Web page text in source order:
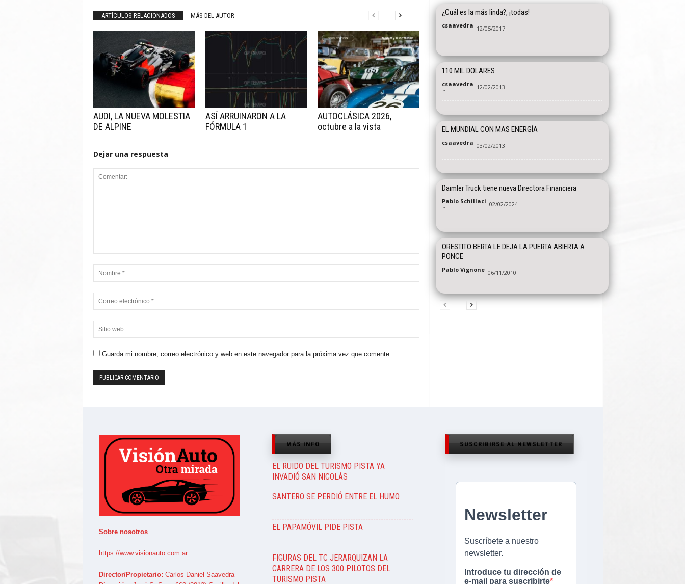
ARTÍCULOS RELACIONADOS MÁS DEL AUTOR
AUDI, LA NUEVA MOLESTIA
DE ALPINE
ASÍ ARRUINARON A LA
FÓRMULA 1
AUTOCLÁSICA 2026,
octubre a la vista
Dejar una respuesta
Guarda mi nombre, correo electrónico y web en este navegador para la próxima vez que comente.
¿Cuál es la más linda?, ¡todas!
csaavedra
- 12/05/2017
110 MIL DOLARES
csaavedra
- 12/02/2013
EL MUNDIAL CON MAS ENERGÍA
csaavedra
- 03/02/2013
Daimler Truck tiene nueva Directora Financiera
Pablo Schillaci
- 02/02/2024
ORESTITO BERTA LE DEJA LA PUERTA ABIERTA A
PONCE
Pablo Vignone
- 06/11/2010
Sobre nosotros
https://www.visionauto.com.ar
Director/Propietario: Carlos Daniel Saavedra
MÁS INFO
EL RUIDO DEL TURISMO PISTA YA
INVADIÓ SAN NICOLÁS
SANTERO SE PERDIÓ ENTRE EL HUMO
EL PAPAMÓVIL PIDE PISTA
FIGURAS DEL TC JERARQUIZAN LA
CARRERA DE LOS 300 PILOTOS DEL
TURISMO PISTA
SUSCRIBIRSE AL NEWSLETTER